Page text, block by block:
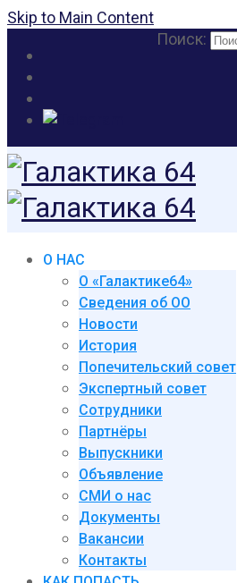
Skip to Main Content
Поиск:
О НАС
О «Галактике64»
Сведения об ОО
Новости
История
Попечительский совет
Экспертный совет
Сотрудники
Партнёры
Выпускники
Объявление
СМИ о нас
Документы
Вакансии
Контакты